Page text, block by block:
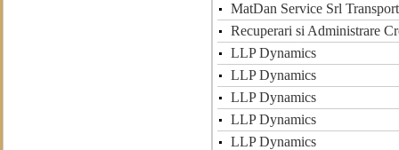
MatDan Service Srl
Recuperari si Administrare
LLP Dynamics
LLP Dynamics
LLP Dynamics
LLP Dynamics
LLP Dynamics